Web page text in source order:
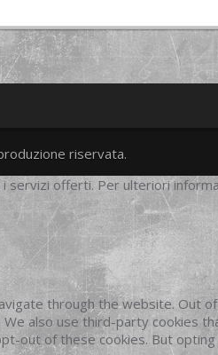
twittergoogleplus
facebook
riservata.
servizi offerti. Per ulteriori
through the website.
also use third-party cookies
out of these cookies. But